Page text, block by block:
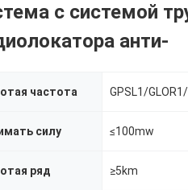
с системой
анти-
частота GPSL1/
силу ≤100mw
ряд ≥5km